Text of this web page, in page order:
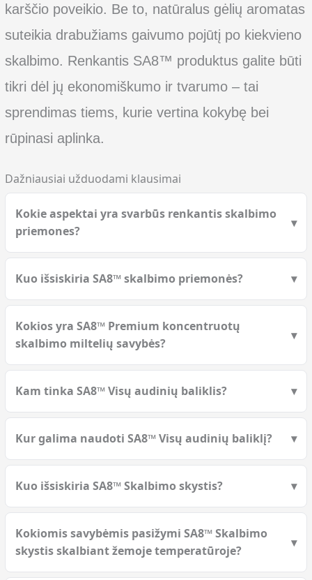
karščio poveikio. Be to, natūralus gėlių aromatas
suteikia drabužiams gaivumo pojūtį po kiekvieno
skalbimo. Renkantis SA8™ produktus galite būti
tikri dėl jų ekonomiškumo ir tvarumo – tai
sprendimas tiems, kurie vertina kokybę bei
rūpinasi aplinka.
Dažniausiai užduodami klausimai
Kokie aspektai yra svarbūs renkantis skalbimo
priemones?
Kuo išsiskiria SA8™ skalbimo priemonės?
Kokios yra SA8™ Premium koncentruotų
skalbimo miltelių savybės?
Kam tinka SA8™ Visų audinių baliklis?
Kur galima naudoti SA8™ Visų audinių baliklį?
Kuo išsiskiria SA8™ Skalbimo skystis?
Kokiomis savybėmis pasižymi SA8™ Skalbimo
skystis skalbiant žemoje temperatūroje?